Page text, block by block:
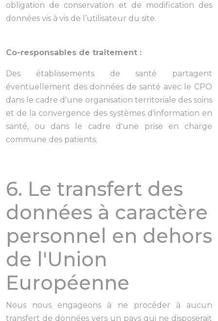
obligation de conservation et de modification des
données vis à vis de l’utilisateur du site.
Co-responsables de traitement :
Des établissements de santé partagent
éventuellement des données de santé avec le CPO
dans le cadre d'une organisation territoriale des soins
et de la convergence des systèmes d'information en
santé, ou dans le cadre d'une prise en charge
commune des patients.
6. Le transfert des
données à caractère
personnel en dehors
de l'Union
Européenne
Nous nous engageons à ne procéder à aucun
transfert de données vers un pays qui ne disposerait